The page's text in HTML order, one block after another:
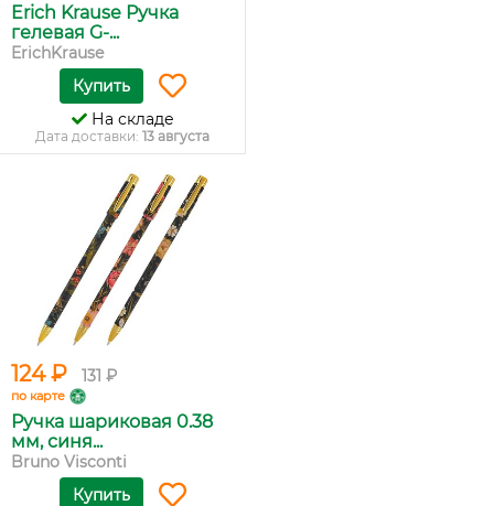
Erich Krause Ручка
гелевая G-...
ErichKrause
Купить
На складе
Дата доставки: 13 августа
124 ₽ 131 ₽
по карте
Ручка шариковая 0.38
мм, синя...
Bruno Visconti
Купить